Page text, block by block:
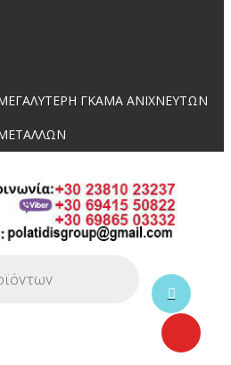
ΓΚΑΜΑ ΑΝΙΧΝΕΥΤΩΝ